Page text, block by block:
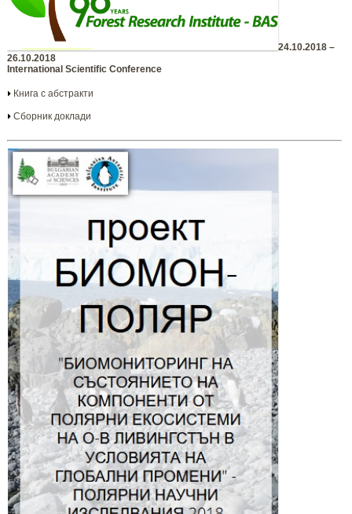
24.10.2018 –
26.10.2018
International Scientific Conference
Книга с абстракти
Сборник доклади